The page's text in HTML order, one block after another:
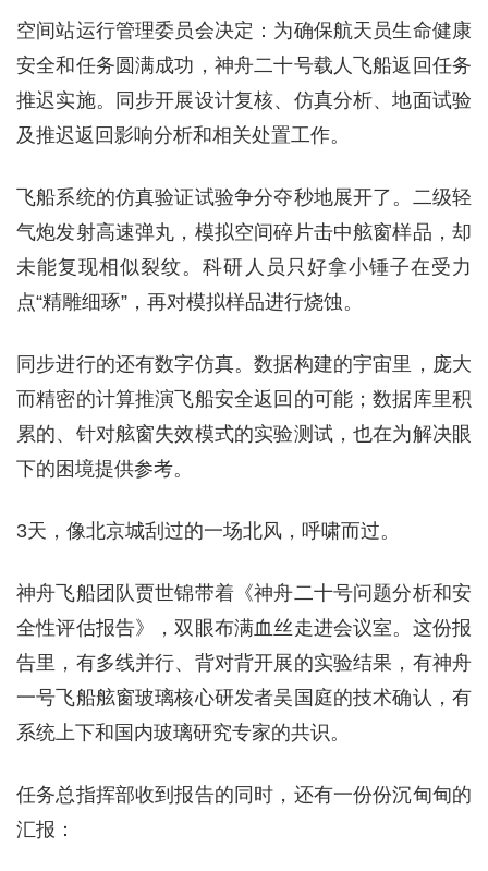
空间站运行管理委员会决定：为确保航天员生命健康
安全和任务圆满成功，神舟二十号载人飞船返回任务
推迟实施。同步开展设计复核、仿真分析、地面试验
及推迟返回影响分析和相关处置工作。
飞船系统的仿真验证试验争分夺秒地展开了。二级轻
气炮发射高速弹丸，模拟空间碎片击中舷窗样品，却
未能复现相似裂纹。科研人员只好拿小锤子在受力
点“精雕细琢”，再对模拟样品进行烧蚀。
同步进行的还有数字仿真。数据构建的宇宙里，庞大
而精密的计算推演飞船安全返回的可能；数据库里积
累的、针对舷窗失效模式的实验测试，也在为解决眼
下的困境提供参考。
3天，像北京城刮过的一场北风，呼啸而过。
神舟飞船团队贾世锦带着《神舟二十号问题分析和安
全性评估报告》，双眼布满血丝走进会议室。这份报
告里，有多线并行、背对背开展的实验结果，有神舟
一号飞船舷窗玻璃核心研发者吴国庭的技术确认，有
系统上下和国内玻璃研究专家的共识。
任务总指挥部收到报告的同时，还有一份份沉甸甸的
汇报：